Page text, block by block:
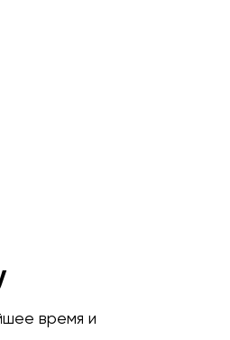
время и